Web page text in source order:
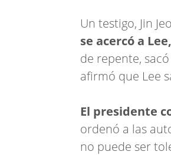
Un testigo, Jin
se acercó a
de repente,
afirmó que Lee
El presidente
ordenó a las
no puede ser